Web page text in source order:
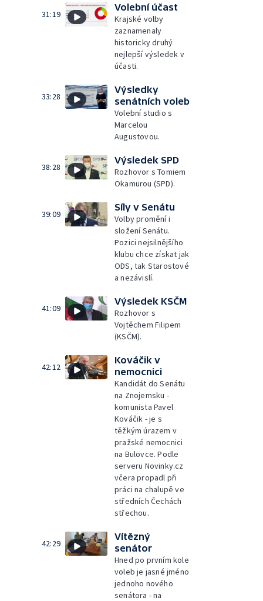
31:19
Volební účast
Krajské volby
zaznamenaly
historicky druhý
nejlepší výsledek v
účasti.
33:28
Výsledky
senátních voleb
Volební studio s
Marcelou
Augustovou.
38:28
Výsledek SPD
Rozhovor s Tomiem
Okamurou (SPD).
39:09
Síly v Senátu
Volby promění i
složení Senátu.
Pozici nejsilnějšího
klubu chce získat jak
ODS, tak Starostové
a nezávislí.
41:09
Výsledek KSČM
Rozhovor s
Vojtěchem Filipem
(KSČM).
42:12
Kováčik v
nemocnici
Kandidát do Senátu
na Znojemsku -
komunista Pavel
Kováčik - je s
těžkým úrazem v
pražské nemocnici
na Bulovce. Podle
serveru Novinky.cz
včera propadl při
práci na chalupě ve
středních Čechách
střechou.
42:29
Vítězný
senátor
Hned po prvním kole
voleb je jasné jméno
jednoho nového
senátora - na